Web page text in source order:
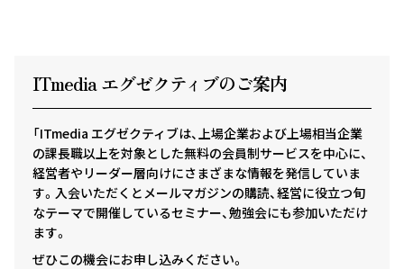
ITmedia エグゼクティ ブのご案内
「ITmedia エグゼクティブは、上場企業および上場相当企業
の課長職以上を対象とした無料の会員制サービスを中心に、
経営者やリーダー層向けにさまざまな情報を発信していま
す。入会いただくとメールマガジンの購読、経営に役立つ旬
なテーマで開催しているセミナー、勉強会にも参加いただけ
ます。
ぜひこの機会にお申し込みください。